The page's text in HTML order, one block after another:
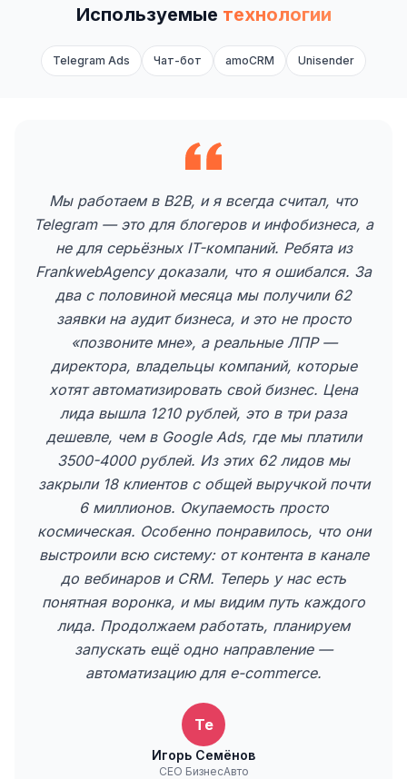
Используемые технологии
Telegram Ads Чат-бот amoCRM Unisender
Мы работаем в B2B, и я всегда считал, что
Telegram — это для блогеров и инфобизнеса, а
не для серьёзных IT-компаний. Ребята из
FrankwebAgency доказали, что я ошибался. За
два с половиной месяца мы получили 62
заявки на аудит бизнеса, и это не просто
«позвоните мне», а реальные ЛПР —
директора, владельцы компаний, которые
хотят автоматизировать свой бизнес. Цена
лида вышла 1210 рублей, это в три раза
дешевле, чем в Google Ads, где мы платили
3500-4000 рублей. Из этих 62 лидов мы
закрыли 18 клиентов с общей выручкой почти
6 миллионов. Окупаемость просто
космическая. Особенно понравилось, что они
выстроили всю систему: от контента в канале
до вебинаров и CRM. Теперь у нас есть
понятная воронка, и мы видим путь каждого
лида. Продолжаем работать, планируем
запускать ещё одно направление —
автоматизацию для e-commerce.
Te
Игорь Семёнов
CEO БизнесАвто